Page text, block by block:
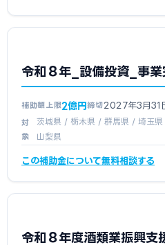
令和８年_設備投資_事
補助額上限2億円締切 2027年3月31
対
象
茨城県 / 栃木県 / 群馬県 / 埼玉
山梨県
この補助金について無料相談する
令和８年度酒類業振興支